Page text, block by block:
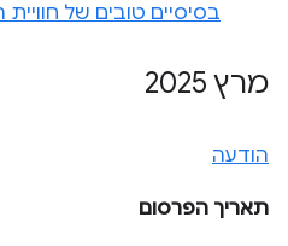
בסיסיים טובים של
מרץ 2025
הודעה
תאריך הפרסום